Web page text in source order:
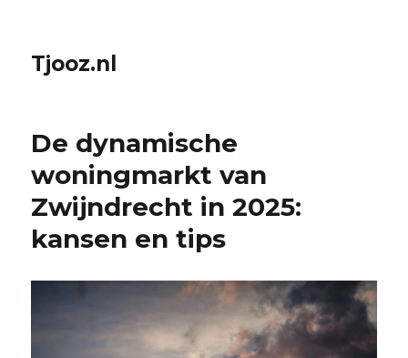
Tjooz.nl
De dynamische
woningmarkt van
Zwijndrecht in 2025:
kansen en tips